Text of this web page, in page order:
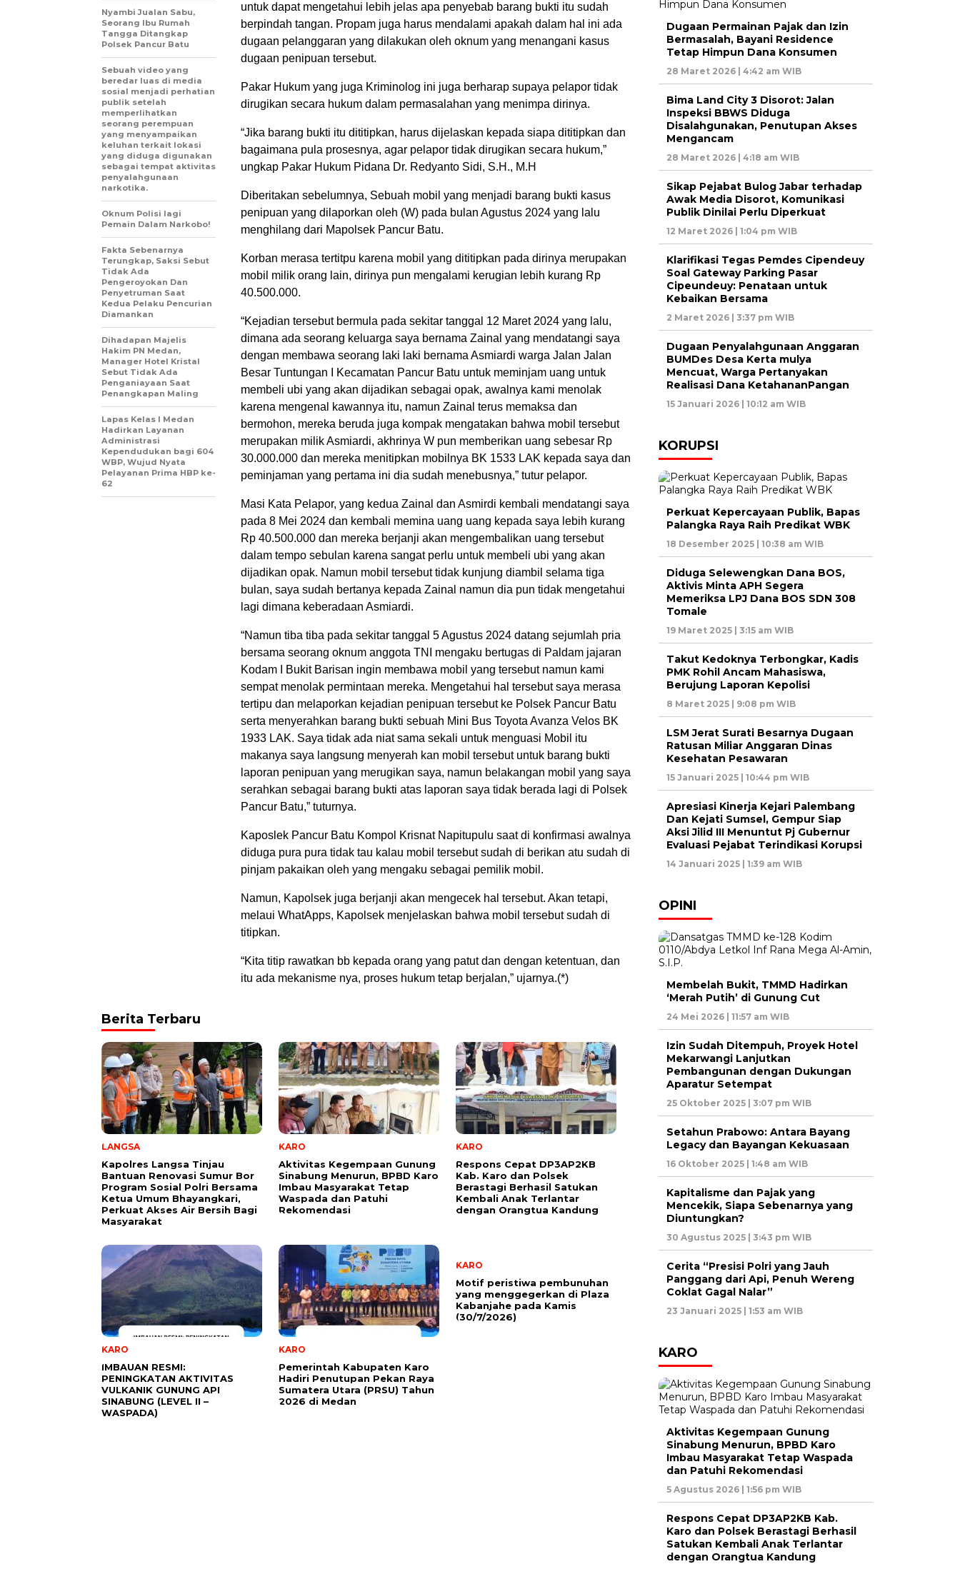
untuk dapat mengetahui lebih jelas apa penyebab barang bukti itu sudah
berpindah tangan. Propam juga harus mendalami apakah dalam hal ini ada
dugaan pelanggaran yang dilakukan oleh oknum yang menangani kasus
dugaan penipuan tersebut.
Pakar Hukum yang juga Kriminolog ini juga berharap supaya pelapor tidak
dirugikan secara hukum dalam permasalahan yang menimpa dirinya.
“Jika barang bukti itu dititipkan, harus dijelaskan kepada siapa dititipkan dan
bagaimana pula prosesnya, agar pelapor tidak dirugikan secara hukum,”
ungkap Pakar Hukum Pidana Dr. Redyanto Sidi, S.H., M.H
Diberitakan sebelumnya, Sebuah mobil yang menjadi barang bukti kasus
penipuan yang dilaporkan oleh (W) pada bulan Agustus 2024 yang lalu
menghilang dari Mapolsek Pancur Batu.
Korban merasa tertitpu karena mobil yang dititipkan pada dirinya merupakan
mobil milik orang lain, dirinya pun mengalami kerugian lebih kurang Rp
40.500.000.
“Kejadian tersebut bermula pada sekitar tanggal 12 Maret 2024 yang lalu,
dimana ada seorang keluarga saya bernama Zainal yang mendatangi saya
dengan membawa seorang laki laki bernama Asmiardi warga Jalan Jalan
Besar Tuntungan I Kecamatan Pancur Batu untuk meminjam uang untuk
membeli ubi yang akan dijadikan sebagai opak, awalnya kami menolak
karena mengenal kawannya itu, namun Zainal terus memaksa dan
bermohon, mereka beruda juga kompak mengatakan bahwa mobil tersebut
merupakan milik Asmiardi, akhrinya W pun memberikan uang sebesar Rp
30.000.000 dan mereka menitipkan mobilnya BK 1533 LAK kepada saya dan
peminjaman yang pertama ini dia sudah menebusnya,” tutur pelapor.
Masi Kata Pelapor, yang kedua Zainal dan Asmirdi kembali mendatangi saya
pada 8 Mei 2024 dan kembali memina uang uang kepada saya lebih kurang
Rp 40.500.000 dan mereka berjanji akan mengembalikan uang tersebut
dalam tempo sebulan karena sangat perlu untuk membeli ubi yang akan
dijadikan opak. Namun mobil tersebut tidak kunjung diambil selama tiga
bulan, saya sudah bertanya kepada Zainal namun dia pun tidak mengetahui
lagi dimana keberadaan Asmiardi.
“Namun tiba tiba pada sekitar tanggal 5 Agustus 2024 datang sejumlah pria
bersama seorang oknum anggota TNI mengaku bertugas di Paldam jajaran
Kodam I Bukit Barisan ingin membawa mobil yang tersebut namun kami
sempat menolak permintaan mereka. Mengetahui hal tersebut saya merasa
tertipu dan melaporkan kejadian penipuan tersebut ke Polsek Pancur Batu
serta menyerahkan barang bukti sebuah Mini Bus Toyota Avanza Velos BK
1933 LAK. Saya tidak ada niat sama sekali untuk menguasi Mobil itu
makanya saya langsung menyerah kan mobil tersebut untuk barang bukti
laporan penipuan yang merugikan saya, namun belakangan mobil yang saya
serahkan sebagai barang bukti atas laporan saya tidak berada lagi di Polsek
Pancur Batu,” tuturnya.
Kaposlek Pancur Batu Kompol Krisnat Napitupulu saat di konfirmasi awalnya
diduga pura pura tidak tau kalau mobil tersebut sudah di berikan atu sudah di
pinjam pakaikan oleh yang mengaku sebagai pemilik mobil.
Namun, Kapolsek juga berjanji akan mengecek hal tersebut. Akan tetapi,
melaui WhatApps, Kapolsek menjelaskan bahwa mobil tersebut sudah di
titipkan.
“Kita titip rawatkan bb kepada orang yang patut dan dengan ketentuan, dan
itu ada mekanisme nya, proses hukum tetap berjalan,” ujarnya.(*)
Nyambi Jualan Sabu,
Seorang Ibu Rumah
Tangga Ditangkap
Polsek Pancur Batu
Sebuah video yang
beredar luas di media
sosial menjadi perhatian
publik setelah
memperlihatkan
seorang perempuan
yang menyampaikan
keluhan terkait lokasi
yang diduga digunakan
sebagai tempat aktivitas
penyalahgunaan
narkotika.
Oknum Polisi lagi
Pemain Dalam Narkobo!
Fakta Sebenarnya
Terungkap, Saksi Sebut
Tidak Ada
Pengeroyokan Dan
Penyetruman Saat
Kedua Pelaku Pencurian
Diamankan
Dihadapan Majelis
Hakim PN Medan,
Manager Hotel Kristal
Sebut Tidak Ada
Penganiayaan Saat
Penangkapan Maling
Lapas Kelas I Medan
Hadirkan Layanan
Administrasi
Kependudukan bagi 604
WBP, Wujud Nyata
Pelayanan Prima HBP ke-
62
Berita Terbaru
LANGSA
Kapolres Langsa Tinjau
Bantuan Renovasi Sumur Bor
Program Sosial Polri Bersama
Ketua Umum Bhayangkari,
Perkuat Akses Air Bersih Bagi
Masyarakat
KARO
Aktivitas Kegempaan Gunung
Sinabung Menurun, BPBD Karo
Imbau Masyarakat Tetap
Waspada dan Patuhi
Rekomendasi
KARO
Respons Cepat DP3AP2KB
Kab. Karo dan Polsek
Berastagi Berhasil Satukan
Kembali Anak Terlantar
dengan Orangtua Kandung
KARO
IMBAUAN RESMI:
PENINGKATAN AKTIVITAS
VULKANIK GUNUNG API
SINABUNG (LEVEL II –
WASPADA)
KARO
Pemerintah Kabupaten Karo
Hadiri Penutupan Pekan Raya
Sumatera Utara (PRSU) Tahun
2026 di Medan
KARO
Motif peristiwa pembunuhan
yang menggegerkan di Plaza
Kabanjahe pada Kamis
(30/7/2026)
Dugaan Permainan Pajak dan Izin
Bermasalah, Bayani Residence
Tetap Himpun Dana Konsumen
28 Maret 2026 | 4:42 am WIB
Bima Land City 3 Disorot: Jalan
Inspeksi BBWS Diduga
Disalahgunakan, Penutupan Akses
Mengancam
28 Maret 2026 | 4:18 am WIB
Sikap Pejabat Bulog Jabar terhadap
Awak Media Disorot, Komunikasi
Publik Dinilai Perlu Diperkuat
12 Maret 2026 | 1:04 pm WIB
Klarifikasi Tegas Pemdes Cipendeuy
Soal Gateway Parking Pasar
Cipeundeuy: Penataan untuk
Kebaikan Bersama
2 Maret 2026 | 3:37 pm WIB
Dugaan Penyalahgunaan Anggaran
BUMDes Desa Kerta mulya
Mencuat, Warga Pertanyakan
Realisasi Dana KetahananPangan
15 Januari 2026 | 10:12 am WIB
KORUPSI
Perkuat Kepercayaan Publik, Bapas
Palangka Raya Raih Predikat WBK
18 Desember 2025 | 10:38 am WIB
Diduga Selewengkan Dana BOS,
Aktivis Minta APH Segera
Memeriksa LPJ Dana BOS SDN 308
Tomale
19 Maret 2025 | 3:15 am WIB
Takut Kedoknya Terbongkar, Kadis
PMK Rohil Ancam Mahasiswa,
Berujung Laporan Kepolisi
8 Maret 2025 | 9:08 pm WIB
LSM Jerat Surati Besarnya Dugaan
Ratusan Miliar Anggaran Dinas
Kesehatan Pesawaran
15 Januari 2025 | 10:44 pm WIB
Apresiasi Kinerja Kejari Palembang
Dan Kejati Sumsel, Gempur Siap
Aksi Jilid III Menuntut Pj Gubernur
Evaluasi Pejabat Terindikasi Korupsi
14 Januari 2025 | 1:39 am WIB
OPINI
Membelah Bukit, TMMD Hadirkan
‘Merah Putih’ di Gunung Cut
24 Mei 2026 | 11:57 am WIB
Izin Sudah Ditempuh, Proyek Hotel
Mekarwangi Lanjutkan
Pembangunan dengan Dukungan
Aparatur Setempat
25 Oktober 2025 | 3:07 pm WIB
Setahun Prabowo: Antara Bayang
Legacy dan Bayangan Kekuasaan
16 Oktober 2025 | 1:48 am WIB
Kapitalisme dan Pajak yang
Mencekik, Siapa Sebenarnya yang
Diuntungkan?
30 Agustus 2025 | 3:43 pm WIB
Cerita “Presisi Polri yang Jauh
Panggang dari Api, Penuh Wereng
Coklat Gagal Nalar”
23 Januari 2025 | 1:53 am WIB
KARO
Aktivitas Kegempaan Gunung
Sinabung Menurun, BPBD Karo
Imbau Masyarakat Tetap Waspada
dan Patuhi Rekomendasi
5 Agustus 2026 | 1:56 pm WIB
Respons Cepat DP3AP2KB Kab.
Karo dan Polsek Berastagi Berhasil
Satukan Kembali Anak Terlantar
dengan Orangtua Kandung